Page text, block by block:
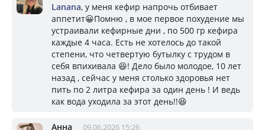
Lanana, у меня кефир напрочь отбивает
аппетит😀Помню , в мое первое похудение мы
устраивали кефирные дни , по 500 гр кефира
каждые 4 часа. Есть не хотелось до такой
степени, что четвертую бутылку с трудом в
себя впихивала 😆! Дело было молодое, 10 лет
назад , сейчас у меня столько здоровья нет
пить по 2 литра кефира за один день ! И ведь
как вода уходила за этот день!!😆
Анна 09.06.2026 15:26